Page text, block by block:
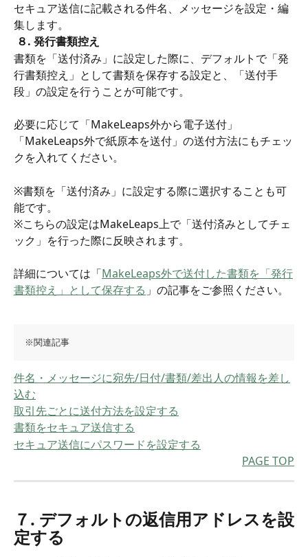
セキュア送信に記載される件名、メッセージを設定・編
集します。
８. 発行書類控え
書類を「送付済み」に設定した際に、デフォルトで「発
行書類控え」として書類を保存する設定と、「送付手
段」の設定を行うことが可能です。
必要に応じて「MakeLeaps外から電子送付」
「MakeLeaps外で紙原本を送付」の送付方法にもチェッ
クを入れてください。
※書類を「送付済み」に設定する際に選択することも可
能です。
※こちらの設定はMakeLeaps上で「送付済みとしてチェ
ック」を行った際に反映されます。
詳細については「MakeLeaps外で送付した書類を「発行
書類控え」として保存する 」の記事をご参照ください。
※関連記事
件名・メッセージに宛先/日付/書類/差出人の情報を差し
込む
取引先ごとに送付方法を設定する
書類をセキュア送信する
セキュア送信にパスワードを設定する
PAGE TOP
７. デフォルトの返信用アドレスを設
定する